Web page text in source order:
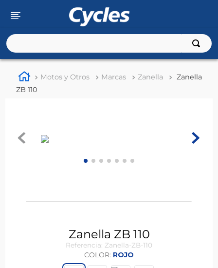
Buscar
Motos y Otros Marcas Zanella
Zanella
ZB 110
Zanella ZB 110
Referencia: Zanella-ZB-110
COLOR: ROJO
1.
rouser
4.
125